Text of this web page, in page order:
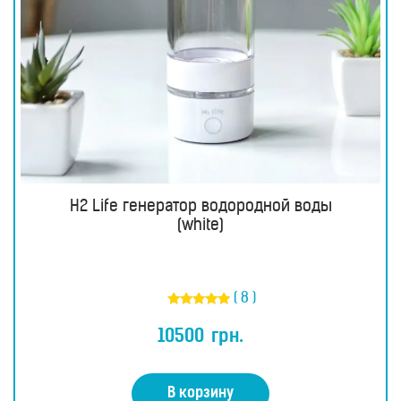
H2 Life генератор водородной воды
(white)
4.75
из 5
( 8 )
10500 грн.
В корзину